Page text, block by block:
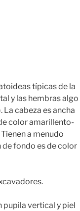
típicas de la
y las hembras algo
La cabeza es ancha
color amarillento-
a menudo
de fondo es de color
pupila vertical y piel